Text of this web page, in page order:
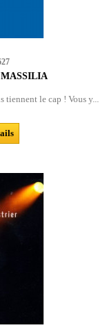
tiennent le cap ! Vous y...